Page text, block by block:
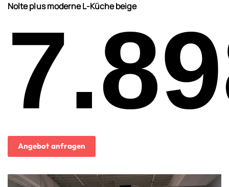
Nolte plus moderne L-Küche beige
Angebot anfragen